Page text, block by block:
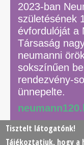
2023-ban
születésének
évfordulóját a
Társaság
neumanni
sokszínűen
rendezvény-
ünnepelte.
Tisztelt látogatónk!
Tájékoztatjuk, hogy a